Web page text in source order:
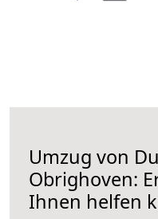
Umzug von
Obrighoven:
Ihnen helfen